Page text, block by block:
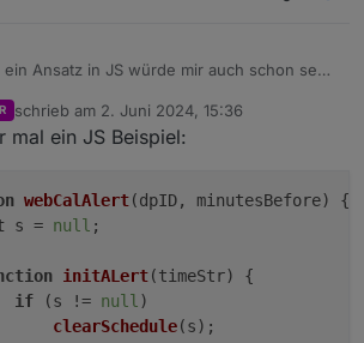
ein Ansatz in JS würde mir auch schon sehr
eh mal intensiver damit beschäftigen 😀
schrieb am 2. Juni 2024, 15:36
zuletzt editiert von
mal ein JS Beispiel:
webCalAlert(dpID, minutesBefore) {
s = null ;
initALert(timeStr) {
if (s != null)
clearSchedule(s);